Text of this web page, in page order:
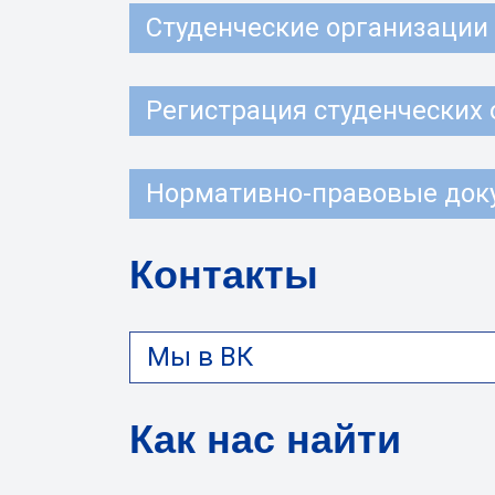
Студенческие организации
Регистрация
Нормативно-правовые
Контакты
Мы в ВК
Как нас найти